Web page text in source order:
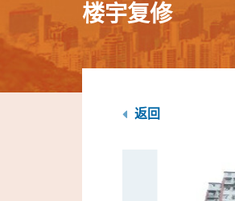
楼宇复修
返回